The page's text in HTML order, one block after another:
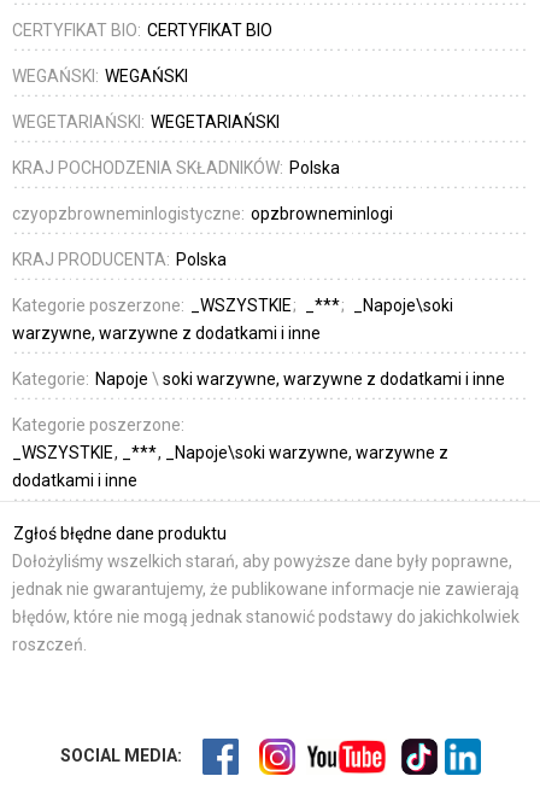
CERTYFIKAT BIO: CERTYFIKAT BIO
WEGAŃSKI: WEGAŃSKI
WEGETARIAŃSKI: WEGETARIAŃSKI
KRAJ POCHODZENIA SKŁADNIKÓW: Polska
czyopzbrowneminlogistyczne: opzbrowneminlogi
KRAJ PRODUCENTA: Polska
Kategorie poszerzone: _WSZYSTKIE _***
_Napoje\soki
warzywne, warzywne z dodatkami i inne
Kategorie: Napoje \ soki warzywne, warzywne z dodatkami i inne
Kategorie poszerzone:
_WSZYSTKIE
_***
_Napoje\soki warzywne, warzywne z
dodatkami i inne
Zgłoś błędne dane produktu
Dołożyliśmy wszelkich starań, aby powyższe dane były poprawne,
jednak nie gwarantujemy, że publikowane informacje nie zawierają
błędów, które nie mogą jednak stanowić podstawy do jakichkolwiek
roszczeń.
SOCIAL MEDIA: